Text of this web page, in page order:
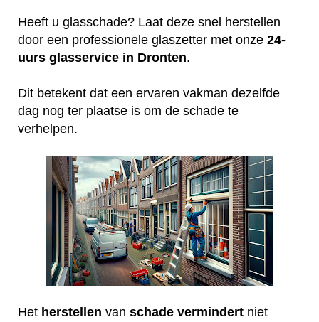
Heeft u glasschade? Laat deze snel herstellen
door een professionele glaszetter met onze 24-
uurs glasservice in Dronten.
Dit betekent dat een ervaren vakman dezelfde
dag nog ter plaatse is om de schade te
verhelpen.
Het herstellen van schade vermindert niet